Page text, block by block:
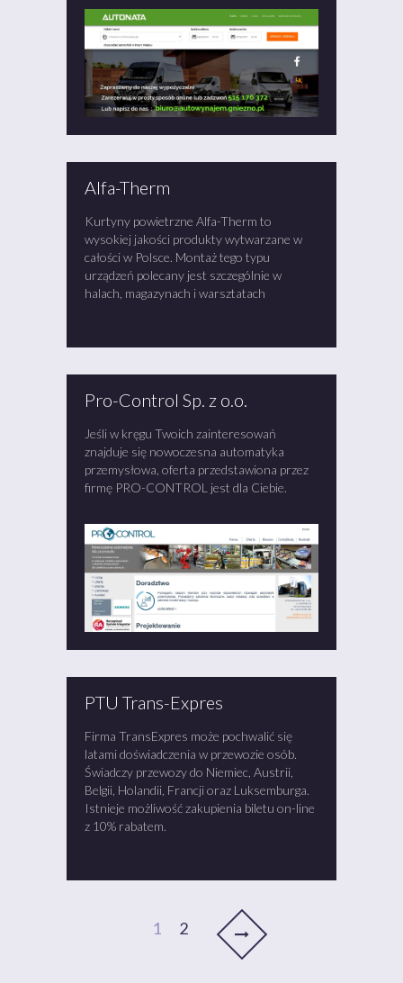
Alfa-Therm
Kurtyny powietrzne Alfa-Therm to
wysokiej jakości produkty wytwarzane w
całości w Polsce. Montaż tego typu
urządzeń polecany jest szczególnie w
halach, magazynach i warsztatach
Pro-Control Sp. z o.o.
Jeśli w kręgu Twoich zainteresowań
znajduje się nowoczesna automatyka
przemysłowa, oferta przedstawiona przez
firmę PRO-CONTROL jest dla Ciebie.
PTU Trans-Expres
Firma TransExpres może pochwalić się
latami doświadczenia w przewozie osób.
Świadczy przewozy do Niemiec, Austrii,
Belgii, Holandii, Francji oraz Luksemburga.
Istnieje możliwość zakupienia biletu on-line
z 10% rabatem.
1 2